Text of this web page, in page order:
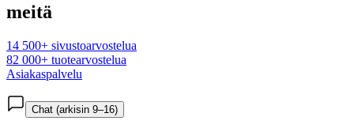
meitä
14 500+ sivustoarvostelua
82 000+ tuotearvostelua
Asiakaspalvelu
Chat (arkisin 9–16)